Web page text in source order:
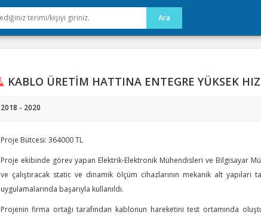
KABLO ÜRETİM HATTINA ENTEGRE YÜKSEK
2018 - 2020
Proje Bütcesi: 364000 TL
Proje ekibinde görev yapan Elektrik-Elektronik Mühendisleri ve Bilgisayar
ve çalıştıracak static ve dinamik ölçüm cihazlarının mekanik alt
uygulamalarında başarıyla kullanıldı.
Projenin firma ortağı tarafından kablonun hareketini test ortamında